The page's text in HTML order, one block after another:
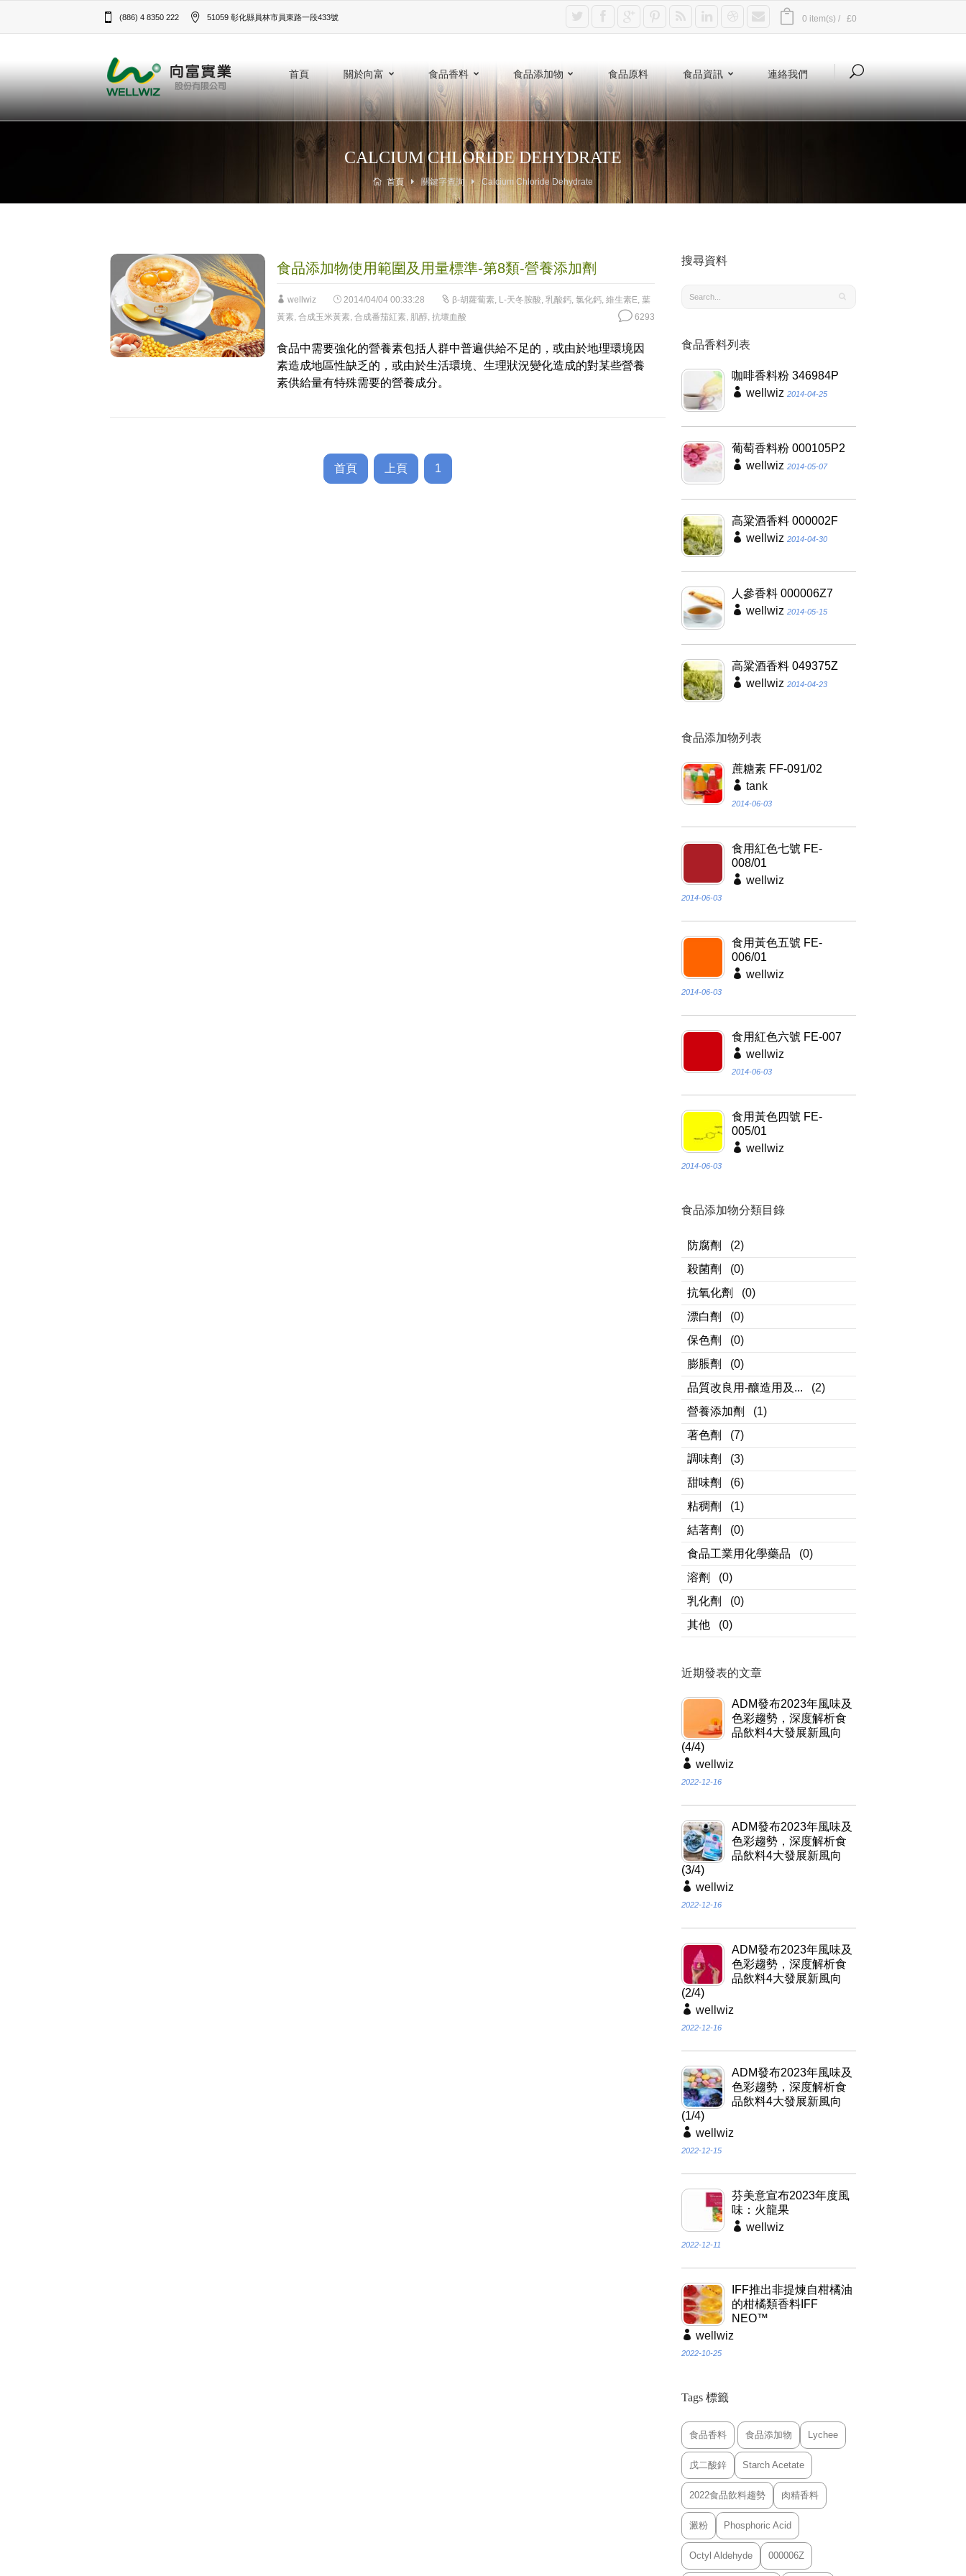
(886) 4 8350 222 51059 彰化縣員林市員東路一段433號‎ 0 item(s) / £0
首頁 關於向富 食品香料 食品添加物 食品原料 食品資訊 連絡我們
CALCIUM CHLORIDE DEHYDRATE
首頁 關鍵字查詢 Calcium Chloride Dehydrate
食品添加物使用範圍及用量標準-第8類-營養添加劑
wellwiz 2014/04/04 00:33:28 β-胡蘿蔔素, L-天冬胺酸, 乳酸鈣, 氯化鈣, 維生素E, 葉
黃素, 合成玉米黃素, 合成番茄紅素, 肌醇, 抗壞血酸 6293
食品中需要強化的營養素包括人群中普遍供給不足的，或由於地理環境因
素造成地區性缺乏的，或由於生活環境、生理狀況變化造成的對某些營養
素供給量有特殊需要的營養成分。
首頁 上頁 1
搜尋資料
食品香料列表
咖啡香料粉 346984P
wellwiz 2014-04-25
葡萄香料粉 000105P2
wellwiz 2014-05-07
高粱酒香料 000002F
wellwiz 2014-04-30
人參香料 000006Z7
wellwiz 2014-05-15
高粱酒香料 049375Z
wellwiz 2014-04-23
食品添加物列表
蔗糖素 FF-091/02
tank
2014-06-03
食用紅色七號 FE-
008/01
wellwiz
2014-06-03
食用黃色五號 FE-
006/01
wellwiz
2014-06-03
食用紅色六號 FE-007
wellwiz
2014-06-03
食用黃色四號 FE-
005/01
wellwiz
2014-06-03
食品添加物分類目錄
防腐劑
(2)
殺菌劑
(0)
抗氧化劑
(0)
漂白劑
(0)
保色劑
(0)
膨脹劑
(0)
品質改良用-釀造用及...
(2)
營養添加劑
(1)
著色劑
(7)
調味劑
(3)
甜味劑
(6)
粘稠劑
(1)
結著劑
(0)
食品工業用化學藥品
(0)
溶劑
(0)
乳化劑
(0)
其他
(0)
近期發表的文章
ADM發布2023年風味及
色彩趨勢，深度解析食
品飲料4大發展新風向
(4/4)
wellwiz
2022-12-16
ADM發布2023年風味及
色彩趨勢，深度解析食
品飲料4大發展新風向
(3/4)
wellwiz
2022-12-16
ADM發布2023年風味及
色彩趨勢，深度解析食
品飲料4大發展新風向
(2/4)
wellwiz
2022-12-16
ADM發布2023年風味及
色彩趨勢，深度解析食
品飲料4大發展新風向
(1/4)
wellwiz
2022-12-15
芬美意宣布2023年度風
味：火龍果
wellwiz
2022-12-11
IFF推出非提煉自柑橘油
的柑橘類香料IFF
NEO™
wellwiz
2022-10-25
Tags 標籤
食品香料 食品添加物 Lychee
戊二酸鋅 Starch Acetate
2022食品飲料趨勢 肉精香料
澱粉 Phosphoric Acid
Octyl Aldehyde 000006Z